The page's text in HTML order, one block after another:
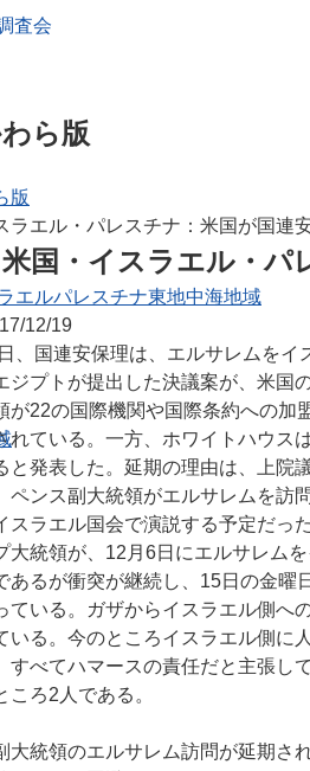
ら版
版
ラエル・パレスチナ：米国が国連
国・イスラエル・パ
エルパレスチナ東地中海地域
12/19
、国連安保理は、エルサレムをイ
ジプトが提出した決議案が、米国
が22の国際機関や国際条約への加
れている。一方、ホワイトハウス
と発表した。延期の理由は、上院
ペンス副大統領がエルサレムを訪
スラエル国会で演説する予定だった
統領が、12月6日にエルサレム
あるが衝突が継続し、15日の金
ている。ガザからイスラエル側へ
いる。今のところイスラエル側に
すべてハマースの責任だと主張し
ころ2人である。
統領のエルサレム訪問が延期さ